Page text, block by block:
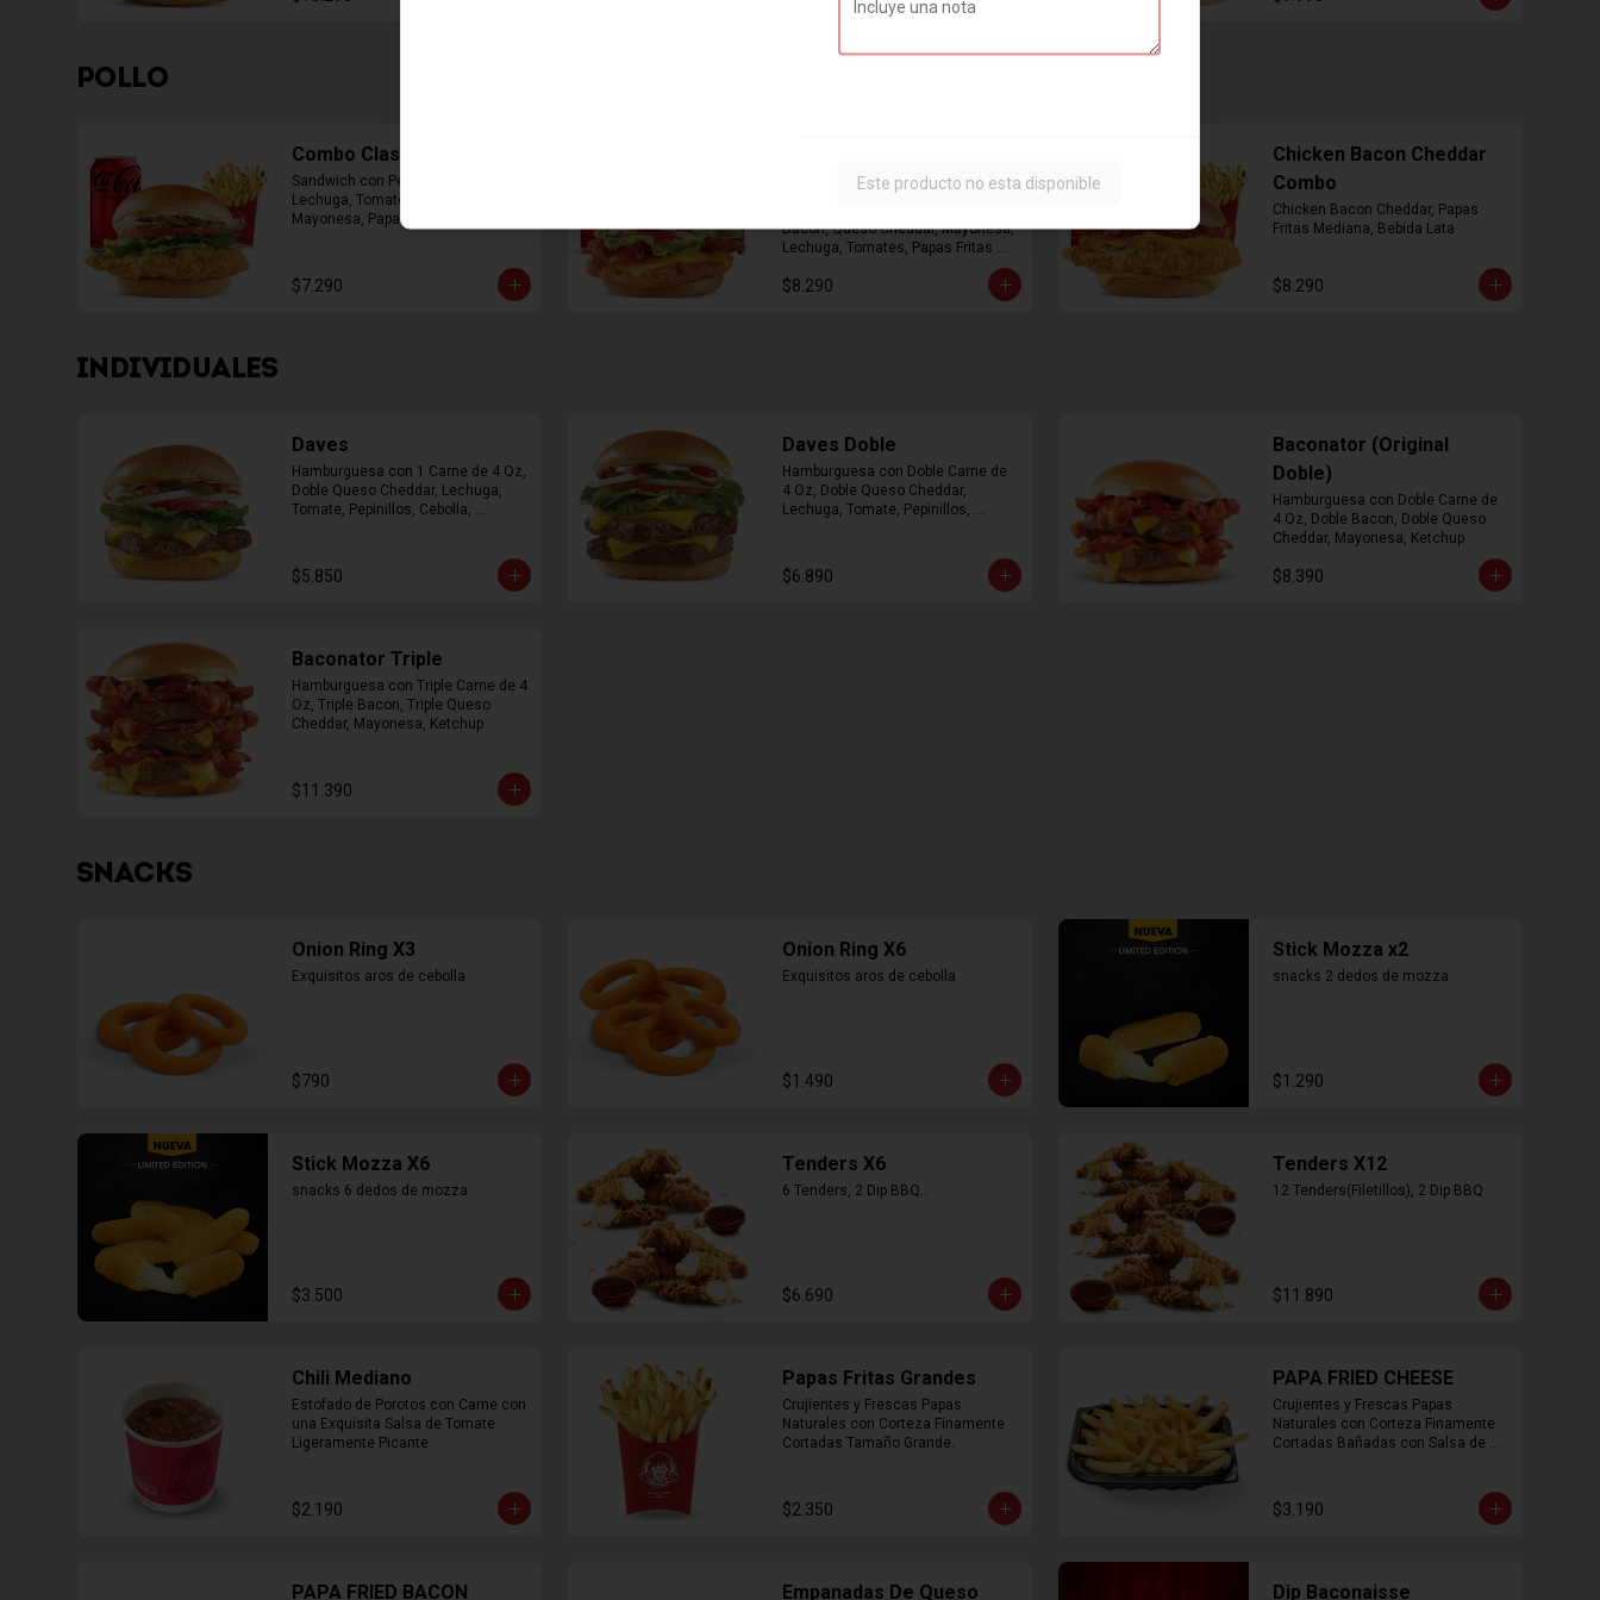
POLLO
Combo Classic Chicken
Sandwich con Pechuga Apanada,
Lechuga, Tomate, Pepinillos y
Mayonesa, Papas Fritas Mediana,
$7.290
Bacon, Queso Cheddar, Mayonesa,
Lechuga, Tomates, Papas Fritas
$8.290
Chicken Bacon Cheddar
Combo
Chicken Bacon Cheddar, Papas
Fritas Mediana, Bebida Lata
$8.290
INDIVIDUALES
Daves
Hamburguesa con 1 Carne de 4 Oz,
Doble Queso Cheddar, Lechuga,
Tomate, Pepinillos, Cebolla,
$5.850
Daves Doble
Hamburguesa con Doble Carne de
4 Oz, Doble Queso Cheddar,
Lechuga, Tomate, Pepinillos,
$6.890
Baconator (Original
Doble)
Hamburguesa con Doble Carne de
4 Oz, Doble Bacon, Doble Queso
Cheddar, Mayonesa, Ketchup
$8.390
Baconator Triple
Hamburguesa con Triple Carne de 4
Oz, Triple Bacon, Triple Queso
Cheddar, Mayonesa, Ketchup
$11.390
SNACKS
Onion Ring X3
Exquisitos aros de cebolla
$790
Onion Ring X6
Exquisitos aros de cebolla
$1.490
Stick Mozza x2
snacks 2 dedos de mozza
$1.290
Stick Mozza X6
snacks 6 dedos de mozza
$3.500
Tenders X6
6 Tenders, 2 Dip BBQ..
$6.690
Tenders X12
12 Tenders(Filetillos), 2 Dip BBQ
$11.890
Chili Mediano
Estofado de Porotos con Carne con
una Exquisita Salsa de Tomate
Ligeramente Picante
$2.190
Papas Fritas Grandes
Crujientes y Frescas Papas
Naturales con Corteza Finamente
Cortadas Tamaño Grande.
$2.350
PAPA FRIED CHEESE
Crujientes y Frescas Papas
Naturales con Corteza Finamente
Cortadas Bañadas con Salsa de
$3.190
PAPA FRIED BACON Empanadas De Queso Dip Baconaisse
Este producto no esta disponible